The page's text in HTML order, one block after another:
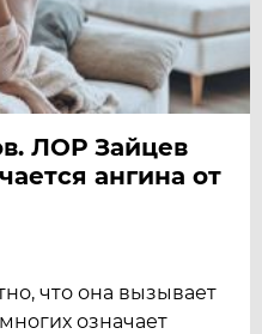
ЛОР Зайцев
ангина от
что она вызывает
означает